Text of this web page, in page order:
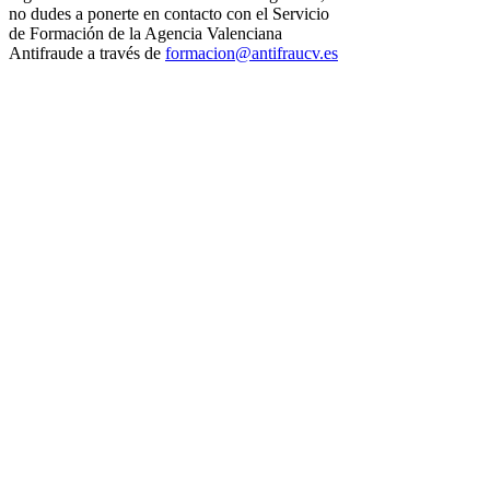
no dudes a ponerte en contacto con el Servicio
de Formación de la Agencia Valenciana
Antifraude a través de formacion@antifraucv.es